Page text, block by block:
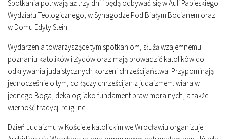
Spotkania potrwają aż trzy dni i będą odbywać się w Auli Papieskiego
Wydziału Teologicznego, w Synagodze Pod Białym Bocianem oraz
w Domu Edyty Stein.
Wydarzenia towarzyszące tym spotkaniom, służą wzajemnemu
poznaniu katolików i Żydów oraz mają prowadzić katolików do
odkrywania judaistycznych korzeni chrześcijaństwa. Przypominają
jednocześnie o tym, co łączy chrześcijan z judaizmem: wiara w
jednego Boga, dekalog jako fundament praw moralnych, a także
wierność tradycji religijnej.
Dzień Judaizmu w Kościele katolickim we Wrocławiu organizuje